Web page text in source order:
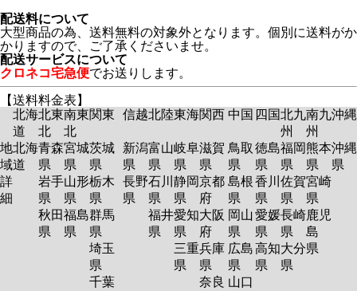
配送料について
大型商品の為、送料無料の対象外となります。個別に送料がか
かりますので、ご了承くださいませ。
配送サービスについて
クロネコ宅急便でお送りします。
【送料料金表】
北海
道
北東
北
南東
北
関東 信越北陸東海関西 中国 四国北九
州
南九
州
沖縄
地
域
詳
細
北海
道
青森
県
岩手
県
秋田
県
宮城
県
山形
県
福島
県
茨城
県
栃木
県
群馬
県
埼玉
県
千葉
新潟
県
長野
県
富山
県
石川
県
福井
県
岐阜
県
静岡
県
愛知
県
三重
県
滋賀
県
京都
府
大阪
府
兵庫
県
奈良
鳥取
県
島根
県
岡山
県
広島
県
山口
徳島
県
香川
県
愛媛
県
高知
県
福岡
県
佐賀
県
長崎
県
大分
県
熊本
県
宮崎
県
鹿児
島
県
沖縄
県